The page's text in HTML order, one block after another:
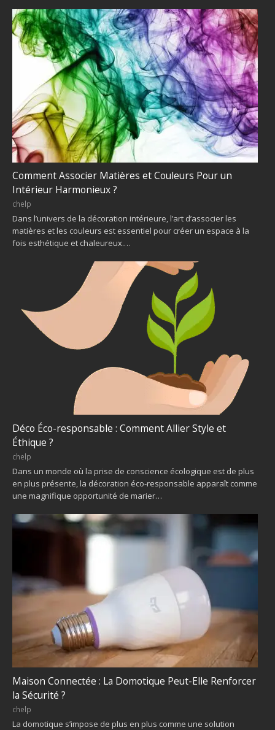
Comment Associer Matières et Couleurs Pour un
Intérieur Harmonieux ?
chelp
Dans l’univers de la décoration intérieure, l’art d’associer les
matières et les couleurs est essentiel pour créer un espace à la
fois esthétique et chaleureux.…
Déco Éco-responsable : Comment Allier Style et
Éthique ?
chelp
Dans un monde où la prise de conscience écologique est de plus
en plus présente, la décoration éco-responsable apparaît comme
une magnifique opportunité de marier…
Maison Connectée : La Domotique Peut-Elle Renforcer
la Sécurité ?
chelp
La domotique s’impose de plus en plus comme une solution